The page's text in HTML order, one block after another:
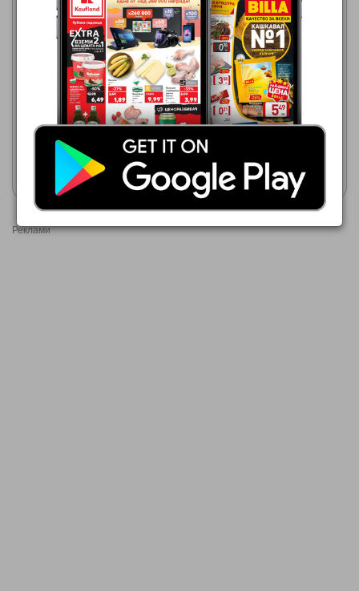
01.07.2026 - 31.08.2026
2,22 €
БЕЛЛА Бутер тесто Класик
Покажи брошурата
МЕТРО
30.07.2026 - 12.08.2026
2,22 €
БЕЛЛА Бутер тесто Класик
Покажи брошурата
Реклами